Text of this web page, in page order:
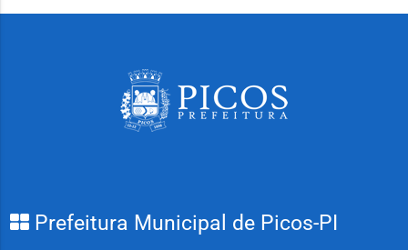
Prefeitura Municipal de Picos-PI